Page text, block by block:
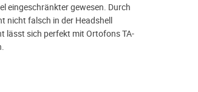
eingeschränkter gewesen. Durch
nicht falsch in der Headshell
lässt sich perfekt mit Ortofons TA-